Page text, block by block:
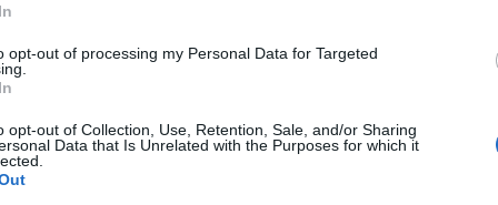
opt-out of processing my Personal Data for Targeted
opt-out of Collection, Use, Retention, Sale, and/or Sharing
Data that Is Unrelated with the Purposes for which it
το OLAFAQ
News